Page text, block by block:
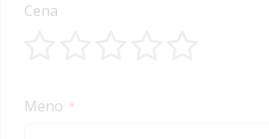
star
stars
stars
stars
stars
Cena
Meno